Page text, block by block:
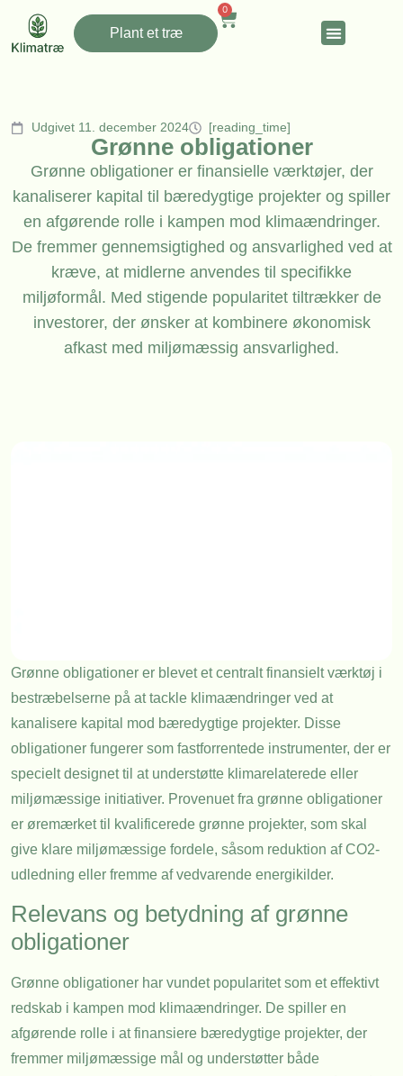
Plant et træ
0
Udgivet 11. december 2024 [reading_time]
Grønne obligationer
Grønne obligationer er finansielle værktøjer, der
kanaliserer kapital til bæredygtige projekter og spiller
en afgørende rolle i kampen mod klimaændringer.
De fremmer gennemsigtighed og ansvarlighed ved at
kræve, at midlerne anvendes til specifikke
miljøformål. Med stigende popularitet tiltrækker de
investorer, der ønsker at kombinere økonomisk
afkast med miljømæssig ansvarlighed.
Grønne obligationer er blevet et centralt finansielt værktøj i
bestræbelserne på at tackle klimaændringer ved at
kanalisere kapital mod bæredygtige projekter. Disse
obligationer fungerer som fastforrentede instrumenter, der er
specielt designet til at understøtte klimarelaterede eller
miljømæssige initiativer. Provenuet fra grønne obligationer
er øremærket til kvalificerede grønne projekter, som skal
give klare miljømæssige fordele, såsom reduktion af CO2-
udledning eller fremme af vedvarende energikilder.
Relevans og betydning af grønne
obligationer
Grønne obligationer har vundet popularitet som et effektivt
redskab i kampen mod klimaændringer. De spiller en
afgørende rolle i at finansiere bæredygtige projekter, der
fremmer miljømæssige mål og understøtter både